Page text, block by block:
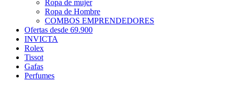
Ropa de mujer
Ropa de Hombre
COMBOS EMPRENDEDORES
Ofertas desde 69.900
INVICTA
Rolex
Tissot
Gafas
Perfumes